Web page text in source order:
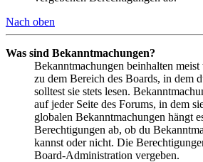
Nach oben
Was sind Bekanntmachungen?
Bekanntmachungen beinhalten
zu dem Bereich des Boards, in dem
solltest sie stets lesen.
auf jeder Seite des Forums, in dem
globalen Bekanntmachungen hängt
Berechtigungen ab, ob du
kannst oder nicht. Die
Board-Administration vergeben.